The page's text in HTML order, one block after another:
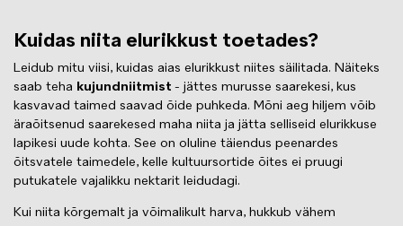
Kuidas niita elurikkust toetades?
Leidub mitu viisi, kuidas aias elurikkust niites säilitada. Näiteks
saab teha kujundniitmist - jättes murusse saarekesi, kus
kasvavad taimed saavad õide puhkeda. Mõni aeg hiljem võib
äraõitsenud saarekesed maha niita ja jätta selliseid elurikkuse
lapikesi uude kohta. See on oluline täiendus peenardes
õitsvatele taimedele, kelle kultuursortide õites ei pruugi
putukatele vajalikku nektarit leidudagi.
Kui niita kõrgemalt ja võimalikult harva, hukkub vähem